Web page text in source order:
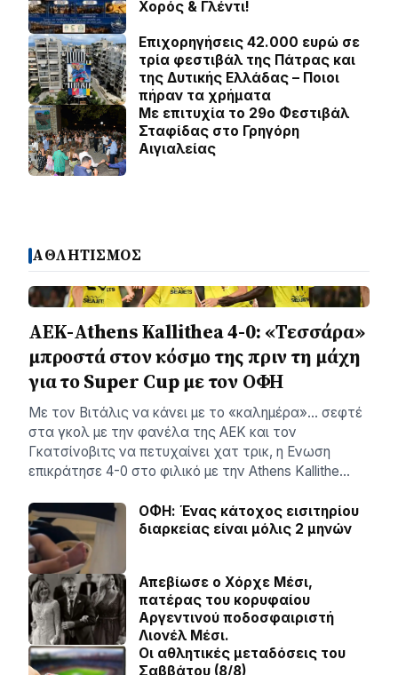
Χορός & Γλέντι!
Επιχορηγήσεις 42.000 ευρώ σε
τρία φεστιβάλ της Πάτρας και
της Δυτικής Ελλάδας – Ποιοι
πήραν τα χρήματα
Με επιτυχία το 29ο Φεστιβάλ
Σταφίδας στο Γρηγόρη
Aιγιαλείας
ΑΘΛΗΤΙΣΜΟΣ
ΑΕΚ-Athens Kallithea 4-0: «Τεσσάρα»
μπροστά στον κόσμο της πριν τη μάχη
για το Super Cup με τον ΟΦΗ
Με τον Βιτάλις να κάνει με το «καλημέρα»… σεφτέ
στα γκολ με την φανέλα της ΑΕΚ και τον
Γκατσίνοβιτς να πετυχαίνει χατ τρικ, η Ενωση
επικράτησε 4-0 στο φιλικό με την Athens Kallithe…
ΟΦΗ: Ένας κάτοχος εισιτηρίου
διαρκείας είναι μόλις 2 μηνών
Απεβίωσε ο Χόρχε Μέσι,
πατέρας του κορυφαίου
Αργεντινού ποδοσφαιριστή
Λιονέλ Μέσι.
Οι αθλητικές μεταδόσεις του
Σαββάτου (8/8)